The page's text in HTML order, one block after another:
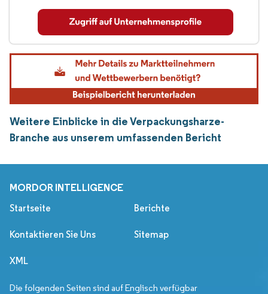
Weitere Einblicke in die Verpackungsharze-
Branche aus unserem umfassenden Bericht
MORDOR INTELLIGENCE
Startseite Berichte
Kontaktieren Sie Uns Sitemap
XML
Die folgenden Seiten sind auf Englisch verfügbar